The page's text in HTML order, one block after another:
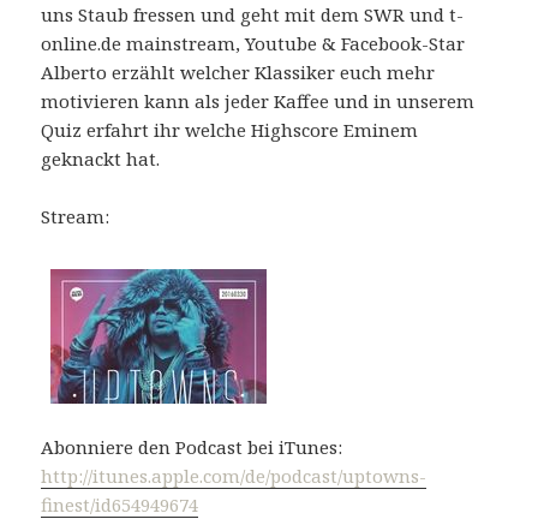
uns Staub fressen und geht mit dem SWR und t-
online.de mainstream, Youtube & Facebook-Star
Alberto erzählt welcher Klassiker euch mehr
motivieren kann als jeder Kaffee und in unserem
Quiz erfahrt ihr welche Highscore Eminem
geknackt hat.
Stream:
Abonniere den Podcast bei iTunes:
http://itunes.apple.com/de/podcast/uptowns-
finest/id654949674